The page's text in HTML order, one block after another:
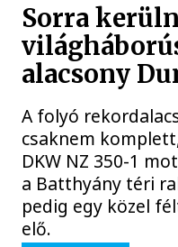
Sorra
alacsony
A folyó
csaknem
DKW NZ 350-1
a Batthyány téri
pedig egy közel
elő.